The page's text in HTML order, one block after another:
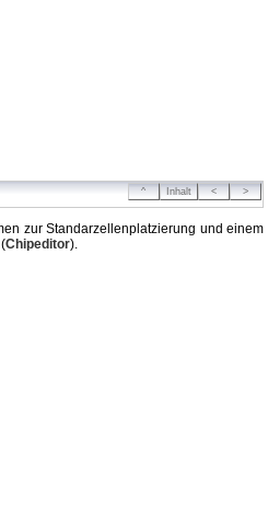
^ Inhalt < >
zur Standarzellenplatzierung und einem
Chipeditor).